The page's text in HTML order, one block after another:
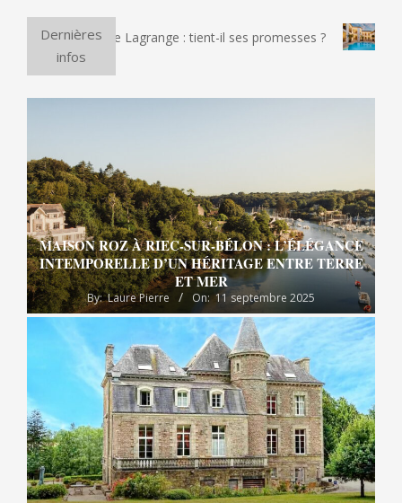
Dernières
infos
électrique Lagrange : tient-il ses promesses ? Et si
MAISON ROZ À RIEC-SUR-BÉLON : L’ÉLÉGANCE
INTEMPORELLE D’UN HÉRITAGE ENTRE TERRE
ET MER
By: Laure Pierre On: 11 septembre 2025